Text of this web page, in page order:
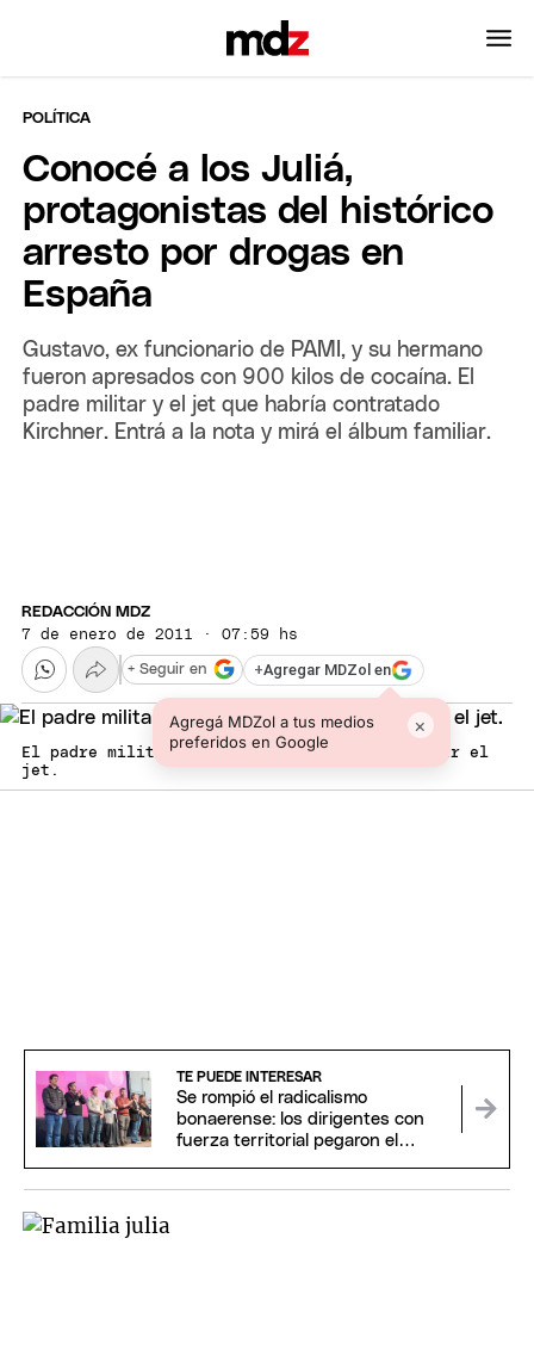
POLÍTICA
Conocé a los Juliá,
protagonistas del histórico
arresto por drogas en
España
Gustavo, ex funcionario de PAMI, y su hermano
fueron apresados con 900 kilos de cocaína. El
padre militar y el jet que habría contratado
Kirchner. Entrá a la nota y mirá el álbum familiar.
REDACCIÓN MDZ
7 de enero de 2011 · 07:59 hs
+Agregar MDZol en
Agregá MDZol a tus medios
preferidos en Google
×
+ Seguir en
El padre militar fue el encargado de contratar el
jet.
TE PUEDE INTERESAR
Se rompió el radicalismo
bonaerense: los dirigentes con
fuerza territorial pegaron el